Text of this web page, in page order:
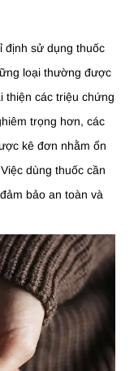
định sử dụng thuốc
loại thường được
thiện các triệu chứng
trọng hơn, các
kê đơn nhằm ổn
dùng thuốc cần
bảo an toàn và